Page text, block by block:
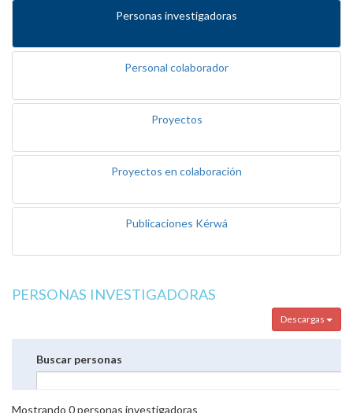
Personas investigadoras
Personal colaborador
Proyectos
Proyectos en colaboración
Publicaciones Kérwá
PERSONAS INVESTIGADORAS
Descargas
Buscar personas
Mostrando 0personas investigadoras